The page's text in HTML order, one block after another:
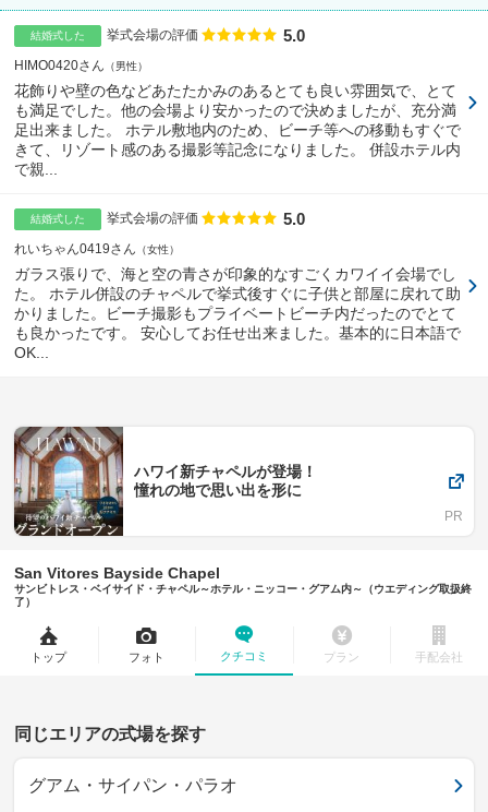
結婚式した 挙式会場の評価 点数
5.0
HIMO0420さん 男性
花飾りや壁の色などあたたかみのあるとても良い雰囲気で、とて
も満足でした。他の会場より安かったので決めましたが、充分満
足出来ました。 ホテル敷地内のため、ビーチ等への移動もすぐで
きて、リゾート感のある撮影等記念になりました。 併設ホテル内
で親...
結婚式した 挙式会場の評価 点数
5.0
れいちゃん0419さん 女性
ガラス張りで、海と空の青さが印象的なすごくカワイイ会場でし
た。 ホテル併設のチャペルで挙式後すぐに子供と部屋に戻れて助
かりました。ビーチ撮影もプライベートビーチ内だったのでとて
も良かったです。 安心してお任せ出来ました。基本的に日本語で
OK...
ハワイ新チャペルが登場！
憧れの地で思い出を形に
San Vitores Bayside Chapel
サンビトレス・ベイサイド・チャペル～ホテル・ニッコー・グアム内～（ウエディング取扱終
了）
トップ フォト クチコミ プラン 手配会社
同じエリアの式場を探す
グアム・サイパン・パラオ